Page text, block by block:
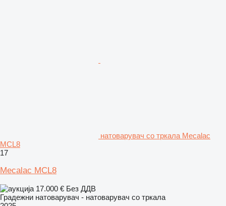
натоварувач со тркала Mecalac
MCL8
17
Mecalac MCL8
17.000 € Без ДДВ
Градежни натоварувач - натоварувач со тркала